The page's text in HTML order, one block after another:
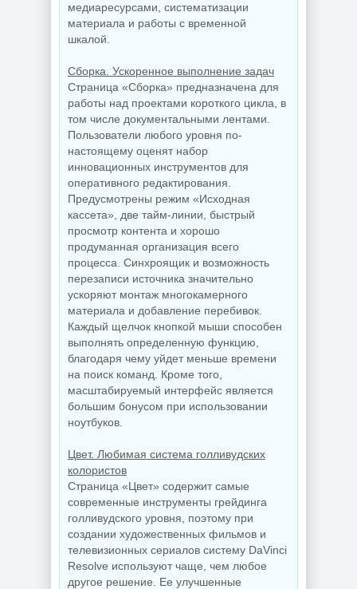
медиаресурсами, систематизации
материала и работы с временной
шкалой.
Сборка. Ускоренное выполнение задач
Страница «Сборка» предназначена для
работы над проектами короткого цикла, в
том числе документальными лентами.
Пользователи любого уровня по-
настоящему оценят набор
инновационных инструментов для
оперативного редактирования.
Предусмотрены режим «Исходная
кассета», две тайм-линии, быстрый
просмотр контента и хорошо
продуманная организация всего
процесса. Синхроящик и возможность
перезаписи источника значительно
ускоряют монтаж многокамерного
материала и добавление перебивок.
Каждый щелчок кнопкой мыши способен
выполнять определенную функцию,
благодаря чему уйдет меньше времени
на поиск команд. Кроме того,
масштабируемый интерфейс является
большим бонусом при использовании
ноутбуков.
Цвет. Любимая система голливудских
колористов
Страница «Цвет» содержит самые
современные инструменты грейдинга
голливудского уровня, поэтому при
создании художественных фильмов и
телевизионных сериалов систему DaVinci
Resolve используют чаще, чем любое
другое решение. Ее улучшенные